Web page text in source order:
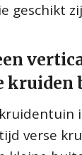
geschikt
kruiden
verse